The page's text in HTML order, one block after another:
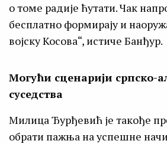
о томе радије ћутати. Чак
бесплатно формирају и
војску Косова“, истиче Банђур.
Могући сценарији српско-
суседства
Милица Ђурђевић је такође
обрати пажња на успешне